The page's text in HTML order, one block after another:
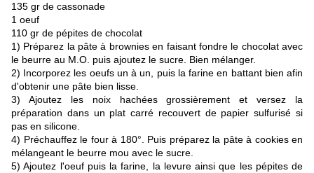
135 gr de cassonade
1 oeuf
110 gr de pépites de chocolat
1) Préparez la pâte à brownies en faisant fondre le chocolat avec
le beurre au M.O. puis ajoutez le sucre. Bien mélanger.
2) Incorporez les oeufs un à un, puis la farine en battant bien afin
d'obtenir une pâte bien lisse.
3) Ajoutez les noix hachées grossièrement et versez la
préparation dans un plat carré recouvert de papier sulfurisé si
pas en silicone.
4) Préchauffez le four à 180°. Puis préparez la pâte à cookies en
mélangeant le beurre mou avec le sucre.
5) Ajoutez l'oeuf puis la farine, la levure ainsi que les pépites de